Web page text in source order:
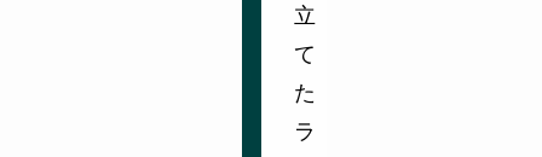
立
て
た
ラ